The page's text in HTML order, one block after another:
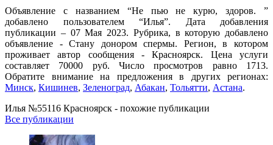
Объявление с названием “Не пью не курю, здоров. ”
добавлено пользователем “Илья”. Дата добавления
публикации – 07 Мая 2023. Рубрика, в которую добавлено
объявление - Стану донором спермы. Регион, в котором
проживает автор сообщения - Красноярск. Цена услуги
составляет 70000 руб. Число просмотров равно 1713.
Обратите внимание на предложения в других регионах:
Минск, Кишинев, Зеленоград, Абакан, Тольятти, Астана.
Илья №55116 Красноярск - похожие публикации
Все публикации